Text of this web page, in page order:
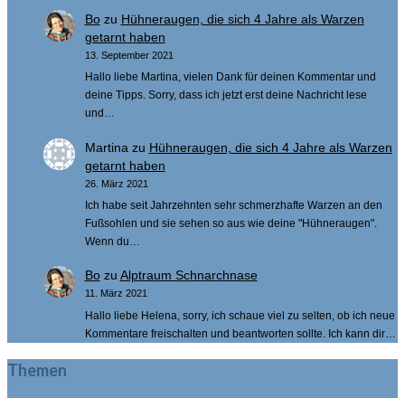
Bozu Hühneraugen, die sich 4 Jahre als Warzen
getarnt haben
13. September 2021
Hallo liebe Martina, vielen Dank für deinen Kommentar und
deine Tipps. Sorry, dass ich jetzt erst deine Nachricht lese
und…
Martina zu Hühneraugen, die sich 4 Jahre als Warzen
getarnt haben
26. März 2021
Ich habe seit Jahrzehnten sehr schmerzhafte Warzen an den
Fußsohlen und sie sehen so aus wie deine "Hühneraugen".
Wenn du…
Bozu Alptraum Schnarchnase
11. März 2021
Hallo liebe Helena, sorry, ich schaue viel zu selten, ob ich neue
Kommentare freischalten und beantworten sollte. Ich kann dir…
Themen